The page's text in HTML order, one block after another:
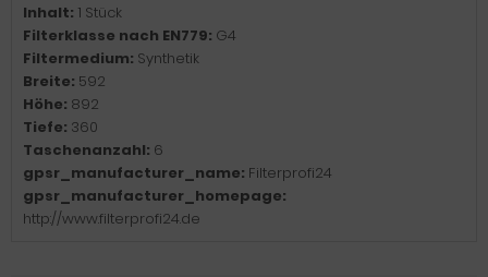
Inhalt: 1 Stück
Filterklasse nach EN779: G4
Filtermedium: Synthetik
Breite: 592
Höhe: 892
Tiefe: 360
Taschenanzahl: 6
gpsr_manufacturer_name: Filterprofi24
gpsr_manufacturer_homepage:
http://www.filterprofi24.de